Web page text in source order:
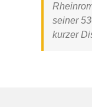
seiner
kurzer